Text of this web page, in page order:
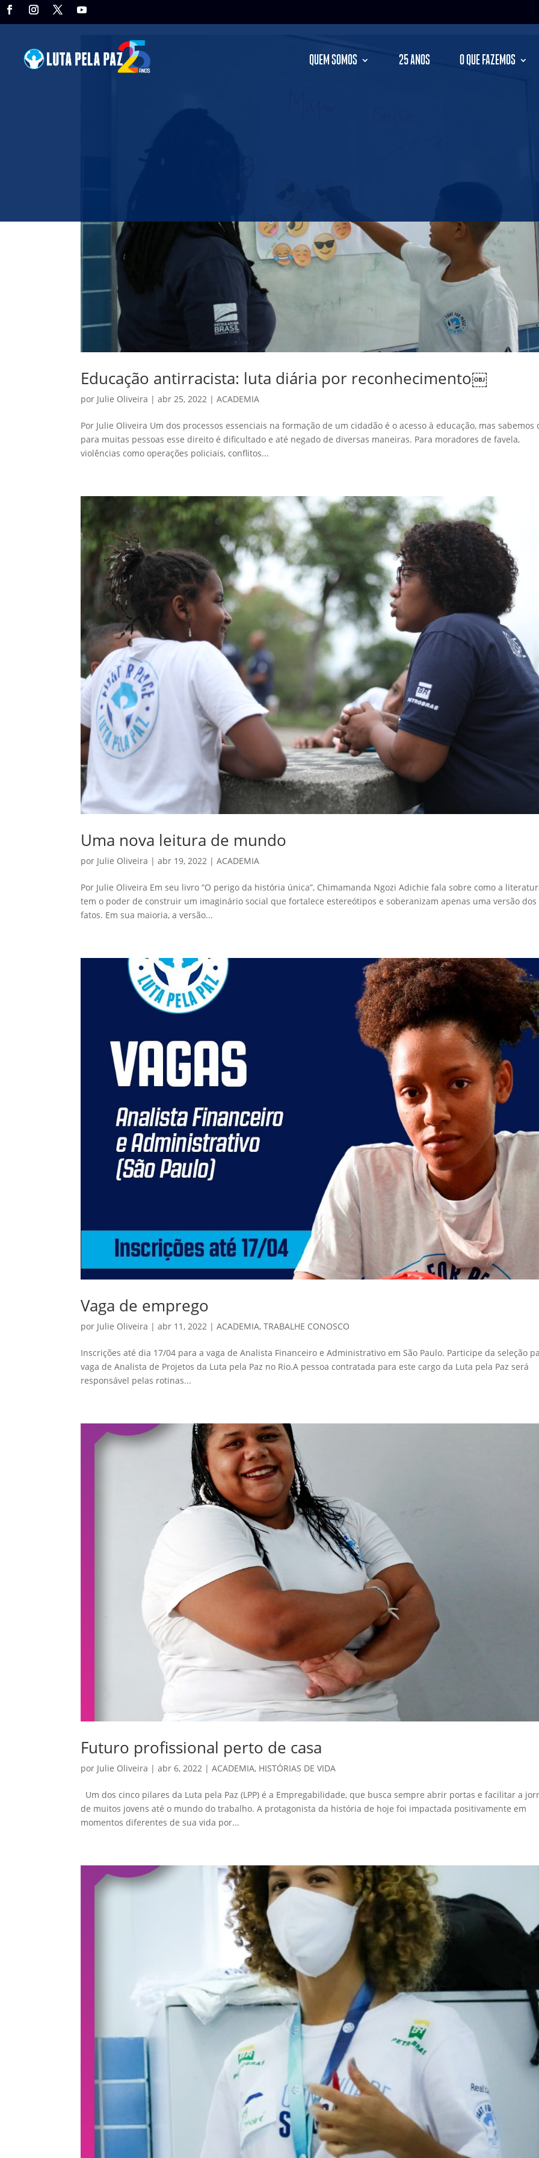
QUEM SOMOS 25 ANOS O QUE FAZEMOS
Educação antirracista: luta diária por reconhecimento￼
por Julie Oliveira |abr 25, 2022 |ACADEMIA
Por Julie Oliveira Um dos processos essenciais na formação de um cidadão é o acesso à educação, mas sabemos
para muitas pessoas esse direito é dificultado e até negado de diversas maneiras. Para moradores de favela,
violências como operações policiais, conflitos...
Uma nova leitura de mundo
por Julie Oliveira |abr 19, 2022 |ACADEMIA
Por Julie Oliveira Em seu livro “O perigo da história única”, Chimamanda Ngozi Adichie fala sobre como a
tem o poder de construir um imaginário social que fortalece estereótipos e soberanizam apenas uma versão dos
fatos. Em sua maioria, a versão...
Vaga de emprego
por Julie Oliveira |abr 11, 2022 |ACADEMIA,TRABALHE CONOSCO
Inscrições até dia 17/04 para a vaga de Analista Financeiro e Administrativo em São Paulo. Participe da seleção
vaga de Analista de Projetos da Luta pela Paz no Rio.A pessoa contratada para este cargo da Luta pela Paz será
responsável pelas rotinas...
Futuro profissional perto de casa
por Julie Oliveira |abr 6, 2022 |ACADEMIA, HISTÓRIAS DE VIDA
Um dos cinco pilares da Luta pela Paz (LPP) é a Empregabilidade, que busca sempre abrir portas e facilitar a
de muitos jovens até o mundo do trabalho. A protagonista da história de hoje foi impactada positivamente em
momentos diferentes de sua vida por...